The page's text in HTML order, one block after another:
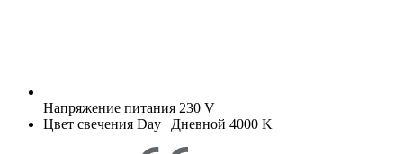
Напряжение питания 230 V
Цвет свечения Day | Дневной 4000 K